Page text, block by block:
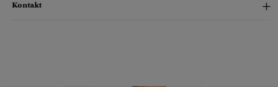
Kontakt